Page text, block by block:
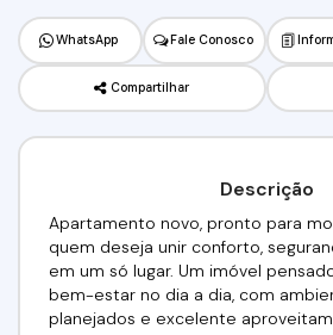
WhatsApp Fale Conosco
Compartilhar
Descrição
Apartamento novo, pronto para
quem deseja unir conforto,
em um só lugar. Um imóvel
bem-estar no dia a dia, com
planejados e excelente